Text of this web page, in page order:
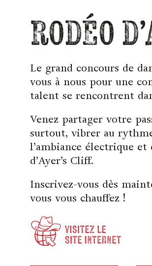
RODÉO
Le grand concours de
vous à nous pour une
talent se rencontrent
Venez partager votre
surtout, vibrer au
l’ambiance électrique
d’Ayer’s Cliff.
Inscrivez-vous dès
vous vous chauffez !